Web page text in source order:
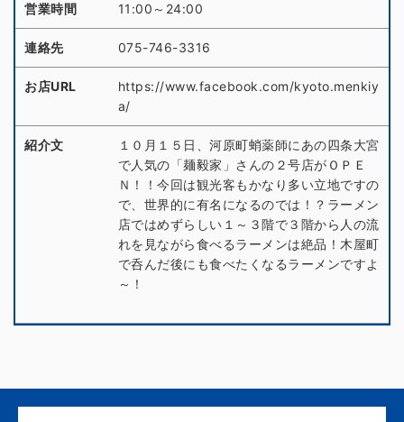
営業時間 11:00～24:00
連絡先 075-746-3316
お店URL
https://www.facebook.com/kyoto.menkiy
a/
紹介文
１０月１５日、河原町蛸薬師にあの四条大宮
で人気の「麺毅家」さんの２号店がＯＰＥ
Ｎ！！今回は観光客もかなり多い立地ですの
で、世界的に有名になるのでは！？ラーメン
店ではめずらしい１～３階で３階から人の流
れを見ながら食べるラーメンは絶品！木屋町
で呑んだ後にも食べたくなるラーメンですよ
～！